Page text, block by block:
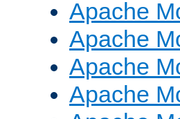
Apache
Apache
Apache
Apache